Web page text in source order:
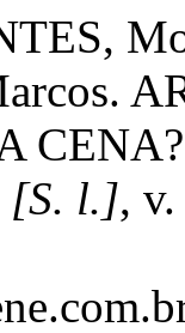
[S. l.],